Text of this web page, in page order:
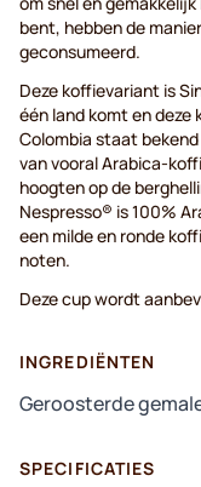
bent, hebben de
geconsumeerd.
Deze koffievariant is
één land komt en
Colombia staat
van vooral Arabica-
hoogten op de
Nespresso® is 100%
een milde en ronde
noten.
Deze cup wordt
INGREDIËNTEN
Geroosterde
SPECIFICATIES